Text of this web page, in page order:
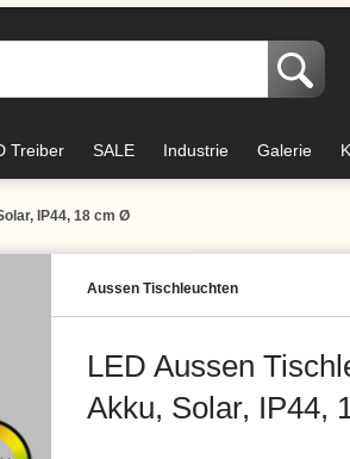
Treiber SALE Industrie Galerie
IP44, 18 cm Ø
Aussen Tischleuchten
LED Aussen
Akku, Solar, IP44,